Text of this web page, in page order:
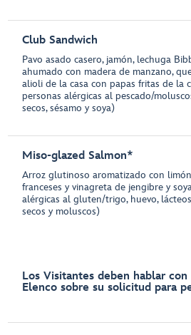
Club Sandwich
Pavo asado casero, jamón, lechuga
ahumado con madera de manzano,
alioli de la casa con papas fritas de la
personas alérgicas al pescado/
secos, sésamo y soya)
Miso-glazed Salmon*
Arroz glutinoso aromatizado con
franceses y vinagreta de jengibre y
alérgicas al gluten/trigo, huevo,
secos y moluscos)
Los Visitantes deben hablar
Elenco sobre su solicitud para